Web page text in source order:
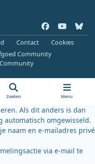
a
c
e
o
k
o
u
b
b
l
u
k
y
Contact
Cookies
Community
Zoeken Menu
Als dit anders is dan
automatisch omgewisseld.
naam en e-mailadres privé
via e-mail te